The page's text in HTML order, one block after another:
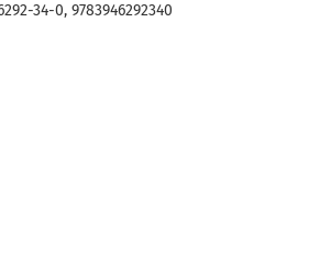
34-0, 9783946292340